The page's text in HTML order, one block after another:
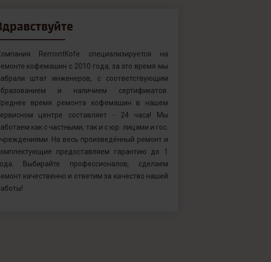
RemontKofe специализируется на
кофемашин с 2010 года, за это время мы
штат инженеров, с соответствующим
и наличием сертификатов.
время ремонта кофемашин в нашем
центре составляет - 24 часа! Мы
как с частными, так и с юр. лицами и гос.
На весь произведённый ремонт и
предоставляем гарантию до 1
Выбирайте профессионалов, сделаем
качественно и ответим за качество нашей